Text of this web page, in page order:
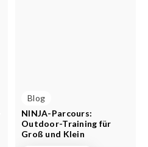
Blog
NINJA-Parcours:
Outdoor-Training für
Groß und Klein